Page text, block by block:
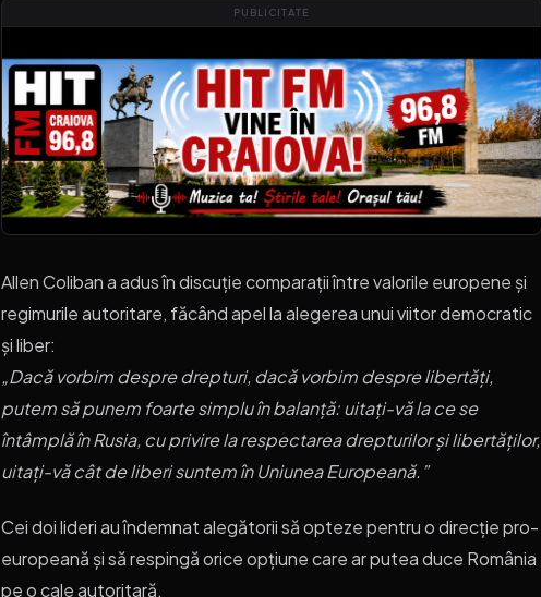
PUBLICITATE
Allen Coliban a adus în discuție comparații între valorile europene și
regimurile autoritare, făcând apel la alegerea unui viitor democratic
și liber:
„Dacă vorbim despre drepturi, dacă vorbim despre libertăți,
putem să punem foarte simplu în balanță: uitați-vă la ce se
întâmplă în Rusia, cu privire la respectarea drepturilor și libertăților,
uitați-vă cât de liberi suntem în Uniunea Europeană.”
Cei doi lideri au îndemnat alegătorii să opteze pentru o direcție pro-
europeană și să respingă orice opțiune care ar putea duce România
pe o cale autoritară.